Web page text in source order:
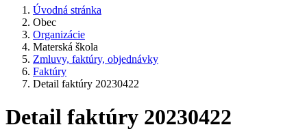
Úvodná stránka
Obec
Organizácie
Materská škola
Zmluvy, faktúry, objednávky
Faktúry
Detail faktúry 20230422
Detail faktúry 20230422